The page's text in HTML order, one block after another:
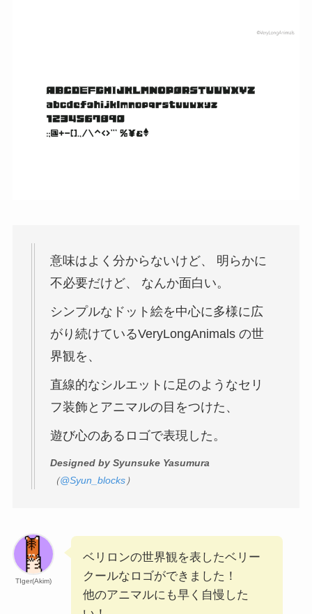
意味はよく分からないけど、 明らかに
不必要だけど、 なんか面白い。
シンプルなドット絵を中心に多様に広
がり続けているVeryLongAnimals の世
界観を、
直線的なシルエットに足のようなセリ
フ装飾とアニマルの目をつけた、
遊び心のあるロゴで表現した。
Designed by Syunsuke Yasumura
（@Syun_blocks）
TIger(Akim)
ベリロンの世界観を表したベリー
クールなロゴができました！
他のアニマルにも早く自慢した